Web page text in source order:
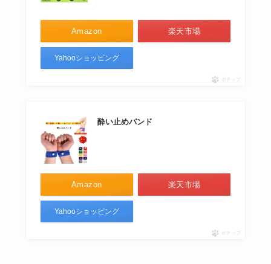
Amazon 楽天市場
Yahooショッピング
ポチップ
酔い止めバンド
Amazon 楽天市場
Yahooショッピング
ポチップ